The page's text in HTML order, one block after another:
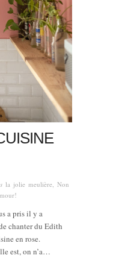
la jolie meulière Non
a pris il y a
chanter du Edith
en rose.
est, on n’a…